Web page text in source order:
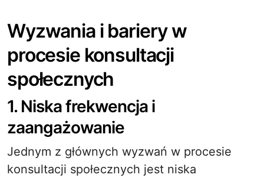
Wyzwania i bariery w
procesie konsultacji
społecznych
1. Niska frekwencja i
zaangażowanie
Jednym z głównych wyzwań w procesie
konsultacji społecznych jest niska